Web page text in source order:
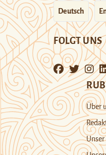
Deutsch
FOLGT UNS
Über
Unser